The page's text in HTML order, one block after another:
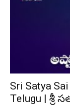
Sri Satya
Telugu |